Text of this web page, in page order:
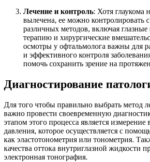
Лечение и контроль: Хотя глаукома
вылечена, ее можно контролировать
различных методов, включая
терапию и хирургические
осмотры у офтальмолога важны для
и эффективного контроля
помочь сохранить зрение на
Диагностирование
Для того чтобы правильно выбрать метод
важно провести своевременную
этапом этого процесса является измерение
давления, которое осуществляется с
как эластотонометрия или тонометрия.
качества оттока внутриглазной жидкости
электронная тонография.